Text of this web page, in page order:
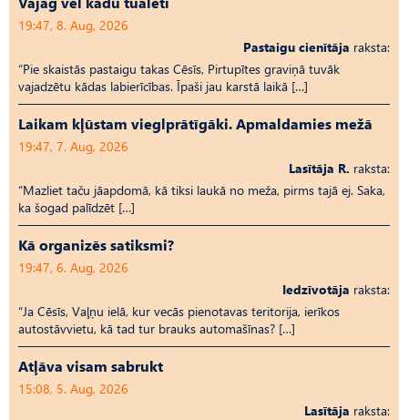
19:47, 8. Aug, 2026
Pastaigu cienītāja raksta:
“Pie skaistās pastaigu takas Cēsīs, Pirtupītes graviņā tuvāk
vajadzētu kādas labierīcības. Īpaši jau karstā laikā […]
Laikam kļūstam vieglprātīgāki. Apmaldamies mežā
19:47, 7. Aug, 2026
Lasītāja R. raksta:
“Mazliet taču jāapdomā, kā tiksi laukā no meža, pirms tajā ej. Saka,
ka šogad palīdzēt […]
Kā organizēs satiksmi?
19:47, 6. Aug, 2026
Iedzīvotāja raksta:
“Ja Cēsīs, Vaļņu ielā, kur vecās pienotavas teritorija, ierīkos
autostāvvietu, kā tad tur brauks automašīnas? […]
Atļāva visam sabrukt
15:08, 5. Aug, 2026
Lasītāja raksta: